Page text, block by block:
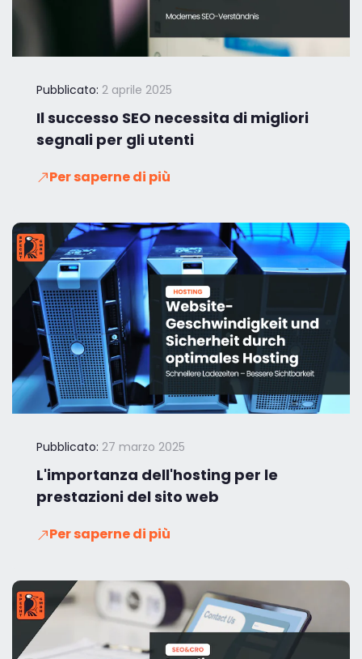
Pubblicato: 2 aprile 2025
Il successo SEO necessita di migliori
segnali per gli utenti
Per saperne di più
Pubblicato: 27 marzo 2025
L'importanza dell'hosting per le
prestazioni del sito web
Per saperne di più